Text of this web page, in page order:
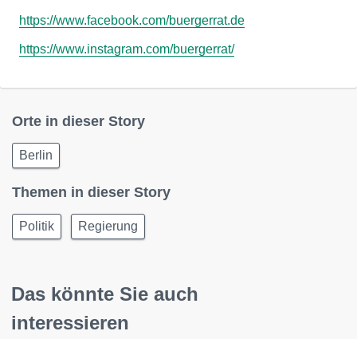
https://www.facebook.com/buergerrat.de
https://www.instagram.com/buergerrat/
Orte in dieser Story
Berlin
Themen in dieser Story
Politik Regierung
Das könnte Sie auch
interessieren